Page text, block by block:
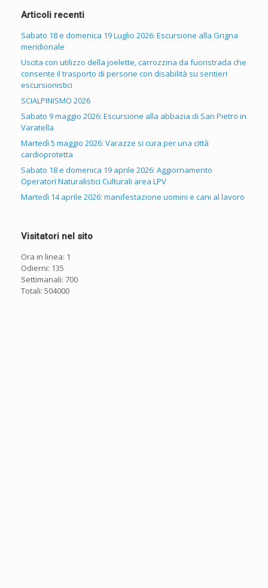
Articoli recenti
Sabato 18 e domenica 19 Luglio 2026: Escursione alla Grigna
meridionale
Uscita con utilizzo della joelette, carrozzina da fuoristrada che
consente il trasporto di persone con disabilità su sentieri
escursionistici
SCIALPINISMO 2026
Sabato 9 maggio 2026: Escursione alla abbazia di San Pietro in
Varatella
Martedì 5 maggio 2026: Varazze si cura per una città
cardioprotetta
Sabato 18 e domenica 19 aprile 2026: Aggiornamento
Operatori Naturalistici Culturali area LPV
Martedì 14 aprile 2026: manifestazione uomini e cani al lavoro
Visitatori nel sito
Ora in linea: 1
Odierni: 135
Settimanali: 700
Totali: 504000